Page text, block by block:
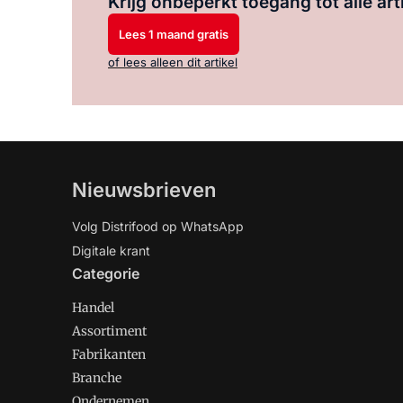
Lees 1 maand gratis
of lees alleen dit artikel
Nieuwsbrieven
Volg Distrifood op WhatsApp
Digitale krant
Categorie
Handel
Assortiment
Fabrikanten
Branche